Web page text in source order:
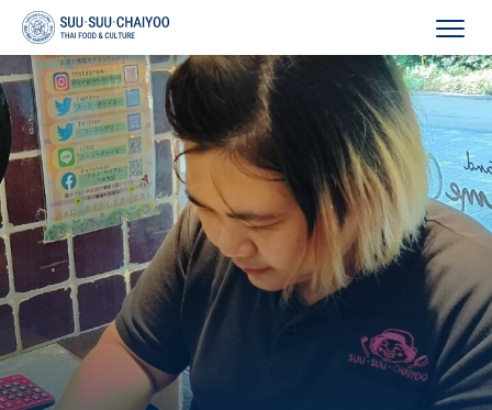
HOME
เค้าโครงบริษัท
รายละเอียดกิจการ
การจ้างงาน
ข่าวสารบริษัท
สอบถามเพิ่มเติม